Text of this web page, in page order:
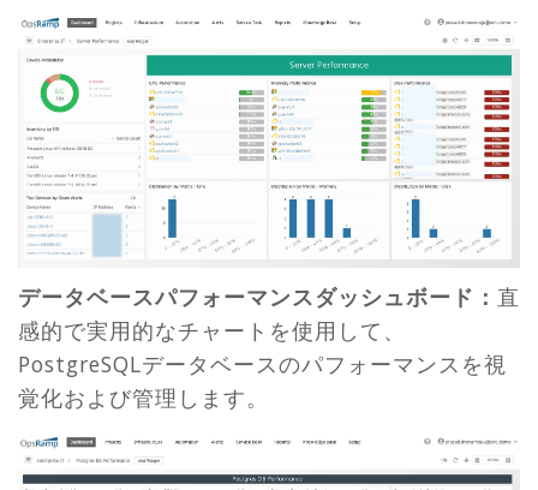
データベースパフォーマンスダッシュボード： 直
感的で実用的なチャートを使用して、
PostgreSQLデータベースのパフォーマンスを視
覚化および管理します。